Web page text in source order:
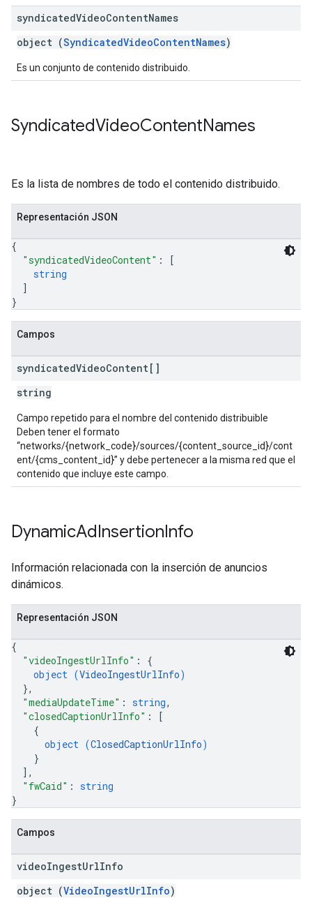
syndicatedVideoContentNames
object (SyndicatedVideoContentNames)
Es un conjunto de contenido distribuido.
SyndicatedVideoContentNames
Es la lista de nombres de todo el contenido distribuido.
Representación JSON
{
"syndicatedVideoContent" :
[
string
]
}
Campos
syndicatedVideoContent[]
string
Campo repetido para el nombre del contenido distribuible
Deben tener el formato
“networks/{network_code}/sources/{content_source_id}/cont
ent/{cms_content_id}” y debe pertenecer a la misma red que el
contenido que incluye este campo.
DynamicAdInsertionInfo
Información relacionada con la inserción de anuncios
dinámicos.
Representación JSON
{
"videoIngestUrlInfo" : {
object (VideoIngestUrlInfo)
},
"mediaUpdateTime" : string,
"closedCaptionUrlInfo" :
[
{
object (ClosedCaptionUrlInfo)
}
] ,
"fwCaid" : string
}
Campos
videoIngestUrlInfo
object (VideoIngestUrlInfo)